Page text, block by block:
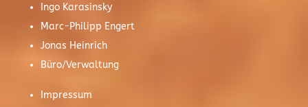
Ingo Karasinsky
Marc-Philipp Engert
Jonas Heinrich
Büro/Verwaltung
Impressum